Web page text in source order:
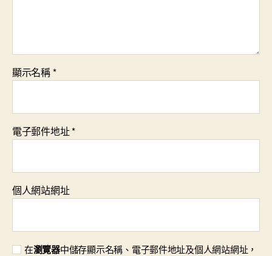
顯示名稱*
電子郵件地址*
個人網站網址
在瀏覽器中儲存顯示名稱、電子郵件地址及個人網站網址，